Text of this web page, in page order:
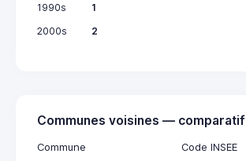
1990s
1
2000s
2
Communes voisines — comparatif
Commune Code INSEE